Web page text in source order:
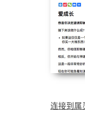
连接到属